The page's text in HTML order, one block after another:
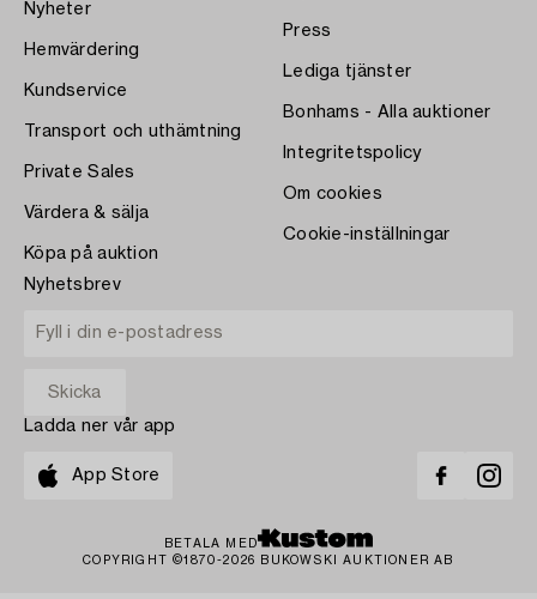
Nyheter
Hemvärdering
Kundservice
Transport och uthämtning
Private Sales
Värdera & sälja
Köpa på auktion
Press
Lediga tjänster
Bonhams - Alla auktioner
Integritetspolicy
Om cookies
Cookie-inställningar
Nyhetsbrev
Ladda ner vår app
App Store
BETALA MED
COPYRIGHT ©1870-2026 BUKOWSKI AUKTIONER AB